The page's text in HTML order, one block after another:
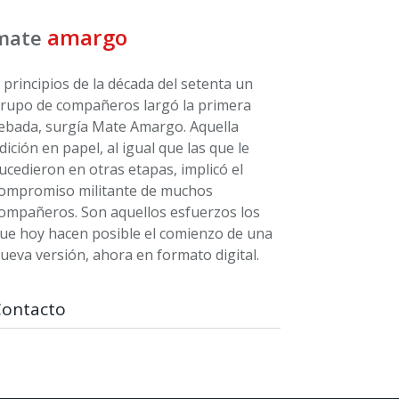
amargo
principios de la década del setenta un
de compañeros largó la primera
surgía Mate Amargo. Aquella
en papel, al igual que las que le
en otras etapas, implicó el
militante de muchos
Son aquellos esfuerzos los
hoy hacen posible el comienzo de una
versión, ahora en formato digital.